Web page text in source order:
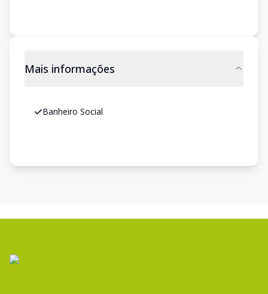
Mais informações
Banheiro Social